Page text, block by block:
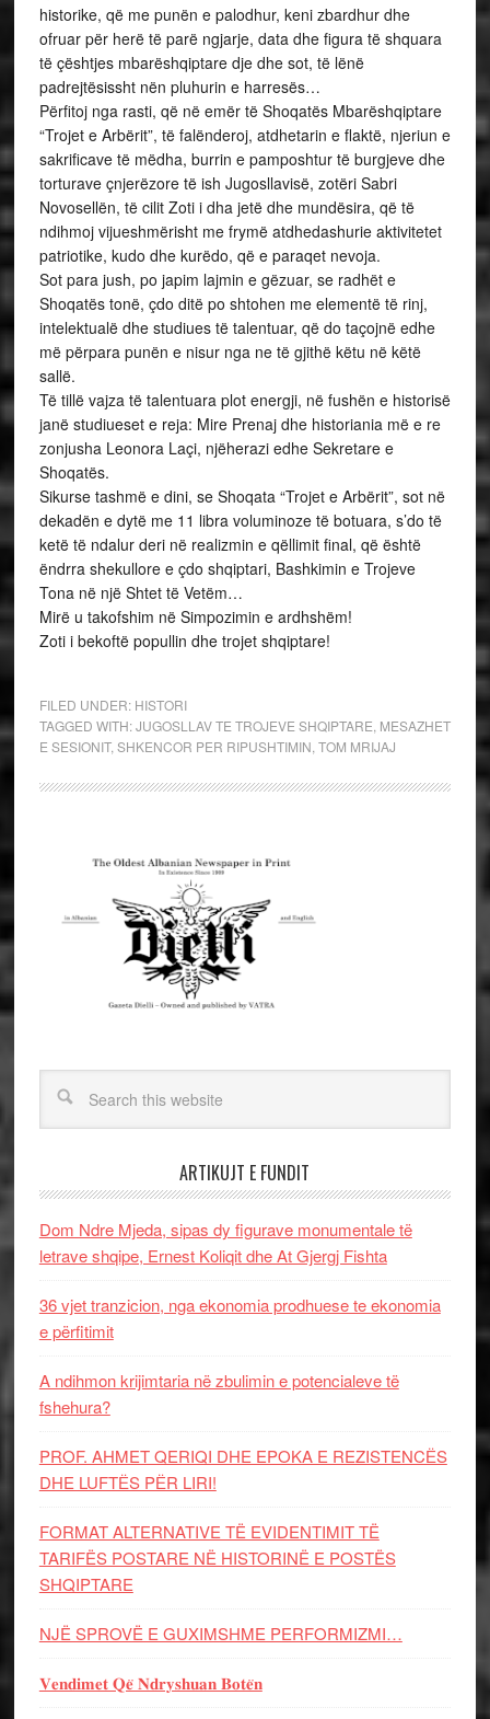
historike, që me punën e palodhur, keni zbardhur dhe
ofruar për herë të parë ngjarje, data dhe figura të shquara
të çështjes mbarëshqiptare dje dhe sot, të lënë
padrejtësissht nën pluhurin e harresës…
Përfitoj nga rasti, që në emër të Shoqatës Mbarëshqiptare
“Trojet e Arbërit”, të falënderoj, atdhetarin e flaktë, njeriun e
sakrificave të mëdha, burrin e pamposhtur të burgjeve dhe
torturave çnjerëzore të ish Jugosllavisë, zotëri Sabri
Novosellën, të cilit Zoti i dha jetë dhe mundësira, që të
ndihmoj vijueshmërisht me frymë atdhedashurie aktivitetet
patriotike, kudo dhe kurëdo, që e paraqet nevoja.
Sot para jush, po japim lajmin e gëzuar, se radhët e
Shoqatës tonë, çdo ditë po shtohen me elementë të rinj,
intelektualë dhe studiues të talentuar, që do taçojnë edhe
më përpara punën e nisur nga ne të gjithë këtu në këtë
sallë.
Të tillë vajza të talentuara plot energji, në fushën e historisë
janë studiueset e reja: Mire Prenaj dhe historiania më e re
zonjusha Leonora Laçi, njëherazi edhe Sekretare e
Shoqatës.
Sikurse tashmë e dini, se Shoqata “Trojet e Arbërit”, sot në
dekadën e dytë me 11 libra voluminoze të botuara, s’do të
ketë të ndalur deri në realizmin e qëllimit final, që është
ëndrra shekullore e çdo shqiptari, Bashkimin e Trojeve
Tona në një Shtet të Vetëm…
Mirë u takofshim në Simpozimin e ardhshëm!
Zoti i bekoftë popullin dhe trojet shqiptare!
FILED UNDER: HISTORI
TAGGED WITH:JUGOSLLAV TE TROJEVE SHQIPTARE MESAZHET
E SESIONIT, SHKENCOR PER RIPUSHTIMIN TOM MRIJAJ
ARTIKUJT E FUNDIT
Dom Ndre Mjeda, sipas dy figurave monumentale të
letrave shqipe, Ernest Koliqit dhe At Gjergj Fishta
36 vjet tranzicion, nga ekonomia prodhuese te ekonomia
e përfitimit
A ndihmon krijimtaria në zbulimin e potencialeve të
fshehura?
PROF. AHMET QERIQI DHE EPOKA E REZISTENCЁS
DHE LUFTЁS PЁR LIRI!
FORMAT ALTERNATIVE TË EVIDENTIMIT TË
TARIFËS POSTARE NË HISTORINË E POSTËS
SHQIPTARE
NJË SPROVË E GUXIMSHME PERFORMIZMI…
𝐕𝐞𝐧𝐝𝐢𝐦𝐞𝐭 𝐐𝐞̈ 𝐍𝐝𝐫𝐲𝐬𝐡𝐮𝐚𝐧 𝐁𝐨𝐭𝐞̈𝐧